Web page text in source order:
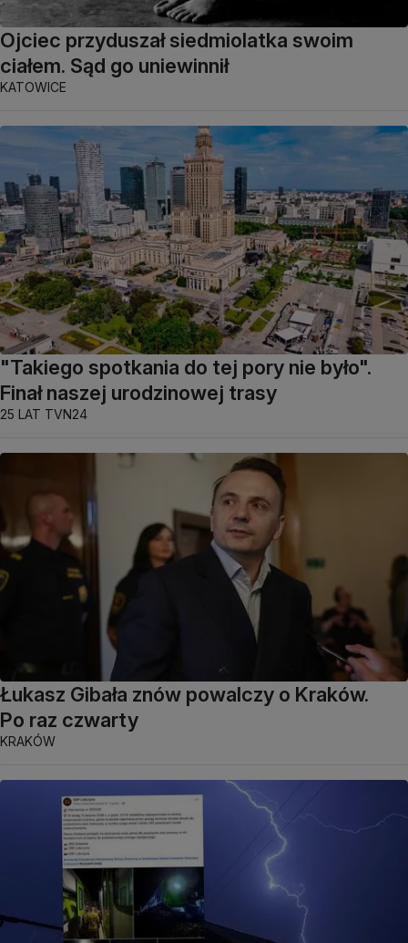
Ojciec przyduszał siedmiolatka swoim
ciałem. Sąd go uniewinnił
KATOWICE
"Takiego spotkania do tej pory nie było".
Finał naszej urodzinowej trasy
25 LAT TVN24
Łukasz Gibała znów powalczy o Kraków.
Po raz czwarty
KRAKÓW